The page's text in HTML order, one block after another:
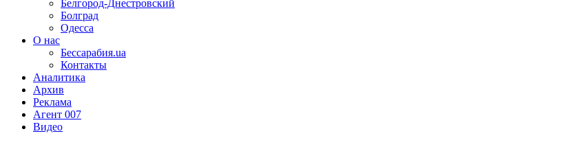
Белгород-Днестровский
Болград
Одесса
О нас
Бессарабия.ua
Контакты
Аналитика
Архив
Реклама
Агент 007
Видео